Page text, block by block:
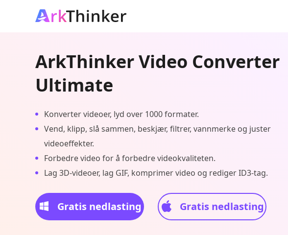
ArkThinker Video Converter
Ultimate
Konverter videoer, lyd over 1000 formater.
Vend, klipp, slå sammen, beskjær, filtrer, vannmerke og juster
videoeffekter.
Forbedre video for å forbedre videokvaliteten.
Lag 3D-videoer, lag GIF, komprimer video og rediger ID3-tag.
Gratis nedlasting Gratis nedlasting